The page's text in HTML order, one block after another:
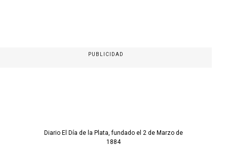
PUBLICIDAD
Diario El Día de la Plata, fundado el 2 de Marzo de
1884